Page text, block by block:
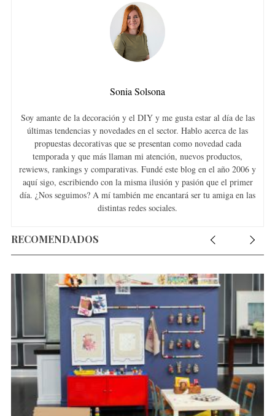
Sonia Solsona
Soy amante de la decoración y el DIY y me gusta estar al día de las
últimas tendencias y novedades en el sector. Hablo acerca de las
propuestas decorativas que se presentan como novedad cada
temporada y que más llaman mi atención, nuevos productos,
rewiews, rankings y comparativas. Fundé este blog en el año 2006 y
aquí sigo, escribiendo con la misma ilusión y pasión que el primer
día. ¿Nos seguimos? A mí también me encantará ser tu amiga en las
distintas redes sociales.
RECOMENDADOS